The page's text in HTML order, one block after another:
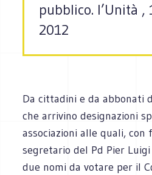
pubblico. l’Unità ,
2012
Da cittadini e da abbonati
che arrivino designazioni
associazioni alle quali, con
segretario del Pd Pier
due nomi da votare per il